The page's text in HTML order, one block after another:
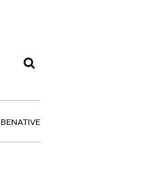
BENATIVE